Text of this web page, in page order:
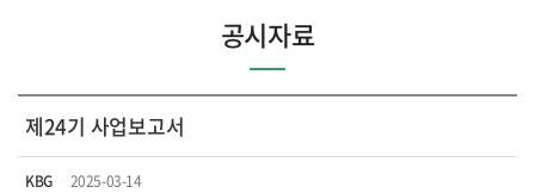
공시자료
제24기 사업보고서
KBG 2025-03-14